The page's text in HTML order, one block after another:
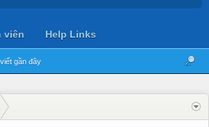
gần đây
viên Help Links